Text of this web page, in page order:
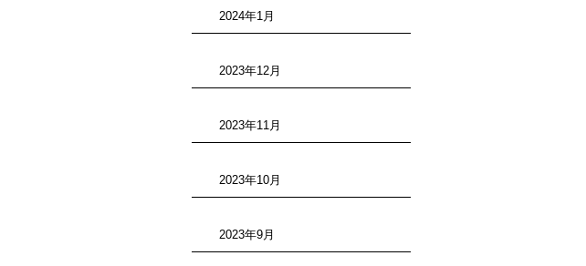
2024年1月
2023年12月
2023年11月
2023年10月
2023年9月